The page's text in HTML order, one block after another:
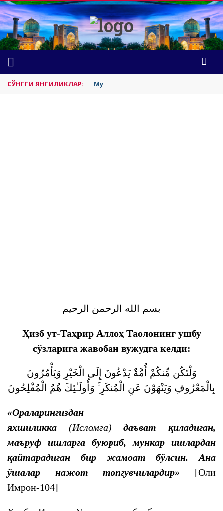
СЎНГГИ ЯНГИЛИКЛАР: Муборак Ақсонинг яҳудийлардан
بسم الله الرحمن الرحيم
Ҳизб ут-Таҳрир Аллоҳ Таолонинг ушбу
сўзларига жавобан вужудга келди:
وَلْتَكُن مِّنكُمْ أُمَّةٌ يَدْعُونَ إِلَى الْخَيْرِ وَيَأْمُرُونَ
بِالْمَعْرُوفِ وَيَنْهَوْنَ عَنِ الْمُنكَرِ ۚ وَأُولَـٰئِكَ هُمُ الْمُفْلِحُونَ
«Ораларингиздан
яхшиликка (Исломга) даъват қиладиган,
маъруф ишларга буюриб, мункар ишлардан
қайтарадиган бир жамоат бўлсин. Ана
ўшалар нажот топгувчилардир» [Оли
Имрон-104]